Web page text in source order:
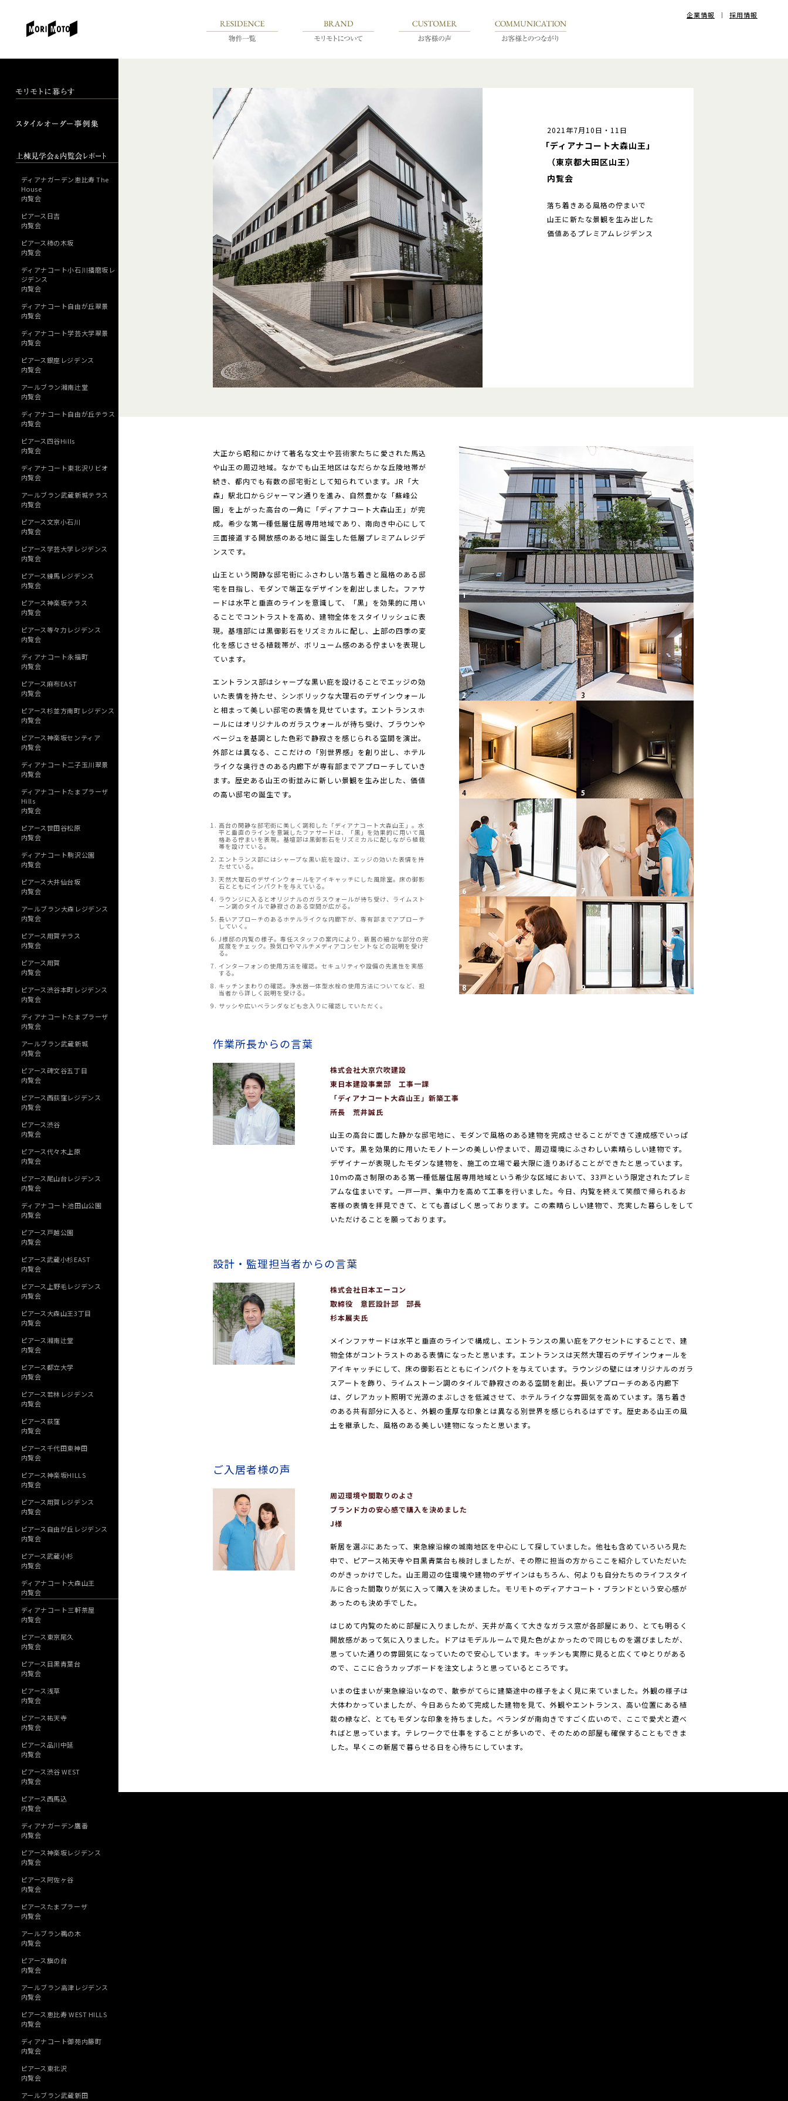
企業情報 採用情報
2021年7月10日・11日
「ディアナコート大森山王」
（東京都大田区山王）
内覧会
落ち着きある風格の佇まいで
山王に新たな景観を生み出した
価値あるプレミアムレジデンス
大正から昭和にかけて著名な文士や芸術家たちに愛された馬込
や山王の周辺地域。なかでも山王地区はなだらかな丘陵地帯が
続き、都内でも有数の邸宅街として知られています。JR「大
森」駅北口からジャーマン通りを進み、自然豊かな「蘇峰公
園」を上がった高台の一角に「ディアナコート大森山王」が完
成。希少な第一種低層住居専用地域であり、南向き中心にして
三面接道する開放感のある地に誕生した低層プレミアムレジデ
ンスです。
山王という閑静な邸宅街にふさわしい落ち着きと風格のある邸
宅を目指し、モダンで端正なデザインを創出しました。ファサ
ードは水平と垂直のラインを意識して、「黒」を効果的に用い
ることでコントラストを高め、建物全体をスタイリッシュに表
現。基壇部には黒御影石をリズミカルに配し、上部の四季の変
化を感じさせる植栽帯が、ボリューム感のある佇まいを表現し
ています。
エントランス部はシャープな黒い庇を設けることでエッジの効
いた表情を持たせ、シンボリックな大理石のデザインウォール
と相まって美しい邸宅の表情を見せています。エントランスホ
ールにはオリジナルのガラスウォールが待ち受け、ブラウンや
ベージュを基調とした色彩で静寂さを感じられる空間を演出。
外部とは異なる、ここだけの「別世界感」を創り出し、ホテル
ライクな奥行きのある内廊下が専有部までアプローチしていき
ます。歴史ある山王の街並みに新しい景観を生み出した、価値
の高い邸宅の誕生です。
高台の閑静な邸宅街に美しく調和した「ディアナコート大森山王」。水
平と垂直のラインを意識したファサードは、「黒」を効果的に用いて風
格ある佇まいを表現。基壇部は黒御影石をリズミカルに配しながら植栽
帯を設けている。
エントランス部にはシャープな黒い庇を設け、エッジの効いた表情を持
たせている。
天然大理石のデザインウォールをアイキャッチにした風除室。床の御影
石とともにインパクトを与えている。
ラウンジに入るとオリジナルのガラスウォールが待ち受け、ライムスト
ーン調のタイルで静寂さのある空間が広がる。
長いアプローチのあるホテルライクな内廊下が、専有部までアプローチ
していく。
J様邸の内覧の様子。専任スタッフの案内により、新居の細かな部分の完
成度をチェック。換気口やマルチメディアコンセントなどの説明を受け
る。
インターフォンの使用方法を確認。セキュリティや設備の先進性を実感
する。
キッチンまわりの確認。浄水器一体型水栓の使用方法についてなど、担
当者から詳しく説明を受ける。
サッシや広いベランダなども念入りに確認していただく。
作業所長からの言葉
株式会社大京穴吹建設
東日本建設事業部 工事一課
「ディアナコート大森山王」新築工事
所長 荒井誠氏
山王の高台に面した静かな邸宅地に、モダンで風格のある建物を完成させることができて達成感でいっぱ
いです。黒を効果的に用いたモノトーンの美しい佇まいで、周辺環境にふさわしい素晴らしい建物です。
デザイナーが表現したモダンな建物を、施工の立場で最大限に造りあげることができたと思っています。
10ｍの高さ制限のある第一種低層住居専用地域という希少な区域において、33戸という限定されたプレミ
アムな住まいです。一戸一戸、集中力を高めて工事を行いました。今日、内覧を終えて笑顔で帰られるお
客様の表情を拝見できて、とても喜ばしく思っております。この素晴らしい建物で、充実した暮らしをして
いただけることを願っております。
設計・監理担当者からの言葉
株式会社日本エーコン
取締役 意匠設計部 部長
杉本展夫氏
メインファサードは水平と垂直のラインで構成し、エントランスの黒い庇をアクセントにすることで、建
物全体がコントラストのある表情になったと思います。エントランスは天然大理石のデザインウォールを
アイキャッチにして、床の御影石とともにインパクトを与えています。ラウンジの壁にはオリジナルのガラ
スアートを飾り、ライムストーン調のタイルで静寂さのある空間を創出。長いアプローチのある内廊下
は、グレアカット照明で光源のまぶしさを低減させて、ホテルライクな雰囲気を高めています。落ち着き
のある共有部分に入ると、外観の重厚な印象とは異なる別世界を感じられるはずです。歴史ある山王の風
土を継承した、風格のある美しい建物になったと思います。
ご入居者様の声
周辺環境や間取りのよさ
ブランド力の安心感で購入を決めました
J様
新居を選ぶにあたって、東急線沿線の城南地区を中心にして探していました。他社も含めていろいろ見た
中で、ピアース祐天寺や目黒青葉台も検討しましたが、その際に担当の方からここを紹介していただいた
のがきっかけでした。山王周辺の住環境や建物のデザインはもちろん、何よりも自分たちのライフスタイ
ルに合った間取りが気に入って購入を決めました。モリモトのディアナコート・ブランドという安心感が
あったのも決め手でした。
はじめて内覧のために部屋に入りましたが、天井が高くて大きなガラス窓が各部屋にあり、とても明るく
開放感があって気に入りました。ドアはモデルルームで見た色がよかったので同じものを選びましたが、
思っていた通りの雰囲気になっていたので安心しています。キッチンも実際に見ると広くてゆとりがある
ので、ここに合うカップボードを注文しようと思っているところです。
いまの住まいが東急線沿いなので、散歩がてらに建築途中の様子をよく見に来ていました。外観の様子は
大体わかっていましたが、今日あらためて完成した建物を見て、外観やエントランス、高い位置にある植
栽の緑など、とてもモダンな印象を持ちました。ベランダが南向きですごく広いので、ここで愛犬と遊べ
ればと思っています。テレワークで仕事をすることが多いので、そのための部屋も確保することもできま
した。早くこの新居で暮らせる日を心待ちにしています。
ディアナガーデン恵比寿 The
House
内覧会
ピアース日吉
内覧会
ピアース柿の木坂
内覧会
ディアナコート小石川播磨坂レ
ジデンス
内覧会
ディアナコート自由が丘翠景
内覧会
ディアナコート学芸大学翠景
内覧会
ピアース銀座レジデンス
内覧会
アールブラン湘南辻堂
内覧会
ディアナコート自由が丘テラス
内覧会
ピアース四谷Hills
内覧会
ディアナコート東北沢リビオ
内覧会
アールブラン武蔵新城テラス
内覧会
ピアース文京小石川
内覧会
ピアース学芸大学レジデンス
内覧会
ピアース練馬レジデンス
内覧会
ピアース神楽坂テラス
内覧会
ピアース等々力レジデンス
内覧会
ディアナコート永福町
内覧会
ピアース麻布EAST
内覧会
ピアース杉並方南町レジデンス
内覧会
ピアース神楽坂センティア
内覧会
ディアナコート二子玉川翠景
内覧会
ディアナコートたまプラーザ
Hills
内覧会
ピアース世田谷松原
内覧会
ディアナコート駒沢公園
内覧会
ピアース大井仙台坂
内覧会
アールブラン大森レジデンス
内覧会
ピアース用賀テラス
内覧会
ピアース用賀
内覧会
ピアース渋谷本町レジデンス
内覧会
ディアナコートたまプラーザ
内覧会
アールブラン武蔵新城
内覧会
ピアース碑文谷五丁目
内覧会
ピアース西荻窪レジデンス
内覧会
ピアース渋谷
内覧会
ピアース代々木上原
内覧会
ピアース尾山台レジデンス
内覧会
ディアナコート池田山公園
内覧会
ピアース戸越公園
内覧会
ピアース武蔵小杉EAST
内覧会
ピアース上野毛レジデンス
内覧会
ピアース大森山王3丁目
内覧会
ピアース湘南辻堂
内覧会
ピアース都立大学
内覧会
ピアース若林レジデンス
内覧会
ピアース荻窪
内覧会
ピアース千代田東神田
内覧会
ピアース神楽坂HILLS
内覧会
ピアース用賀レジデンス
内覧会
ピアース自由が丘レジデンス
内覧会
ピアース武蔵小杉
内覧会
ディアナコート大森山王
内覧会
ディアナコート三軒茶屋
内覧会
ピアース東京尾久
内覧会
ピアース目黒青葉台
内覧会
ピアース浅草
内覧会
ピアース祐天寺
内覧会
ピアース品川中延
内覧会
ピアース渋谷 WEST
内覧会
ピアース西馬込
内覧会
ディアナガーデン鷹番
内覧会
ピアース神楽坂レジデンス
内覧会
ピアース阿佐ヶ谷
内覧会
ピアースたまプラーザ
内覧会
アールブラン鵜の木
内覧会
ピアース旗の台
内覧会
アールブラン高津レジデンス
内覧会
ピアース恵比寿 WEST HILLS
内覧会
ディアナコート御苑内籐町
内覧会
ピアース東北沢
内覧会
アールブラン武蔵新田